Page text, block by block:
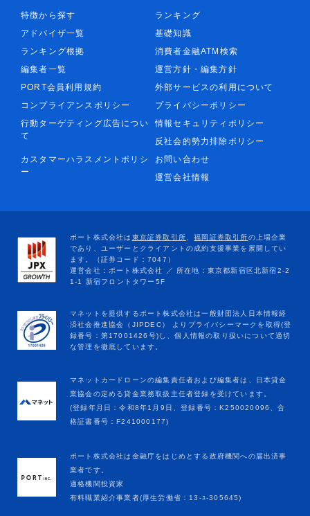
特徴から探す
ランキング
アドバイザ一覧
基礎知識
ランキング根拠
消費者金融ATM検索
編集者一覧
運営方針・編集方針
PORT会員利用規約
外部サービスの利用について
コンプライアンスポリシー
プライバシーポリシー
行動ターゲティング広告につい
て
情報セキュリティポリシー
反社会的勢力排除ポリシー
カスタマーハラスメントポリシ
ー
お問い合わせ
運営会社情報
マネットカードローンの編集責任者および編集者は、日本貸金
業協会の定める貸金業務取扱主任者登録を受けています。
(登録年月日：令和8年1月9日、登録番号：K250020096、合
格証書番号：F241000177)
ポート株式会社は金融庁をはじめとする政府機関への届出済事
業者です。
適格機関投資家
有料職業紹介事業者(厚生労働省：13-ﾕ-305645)